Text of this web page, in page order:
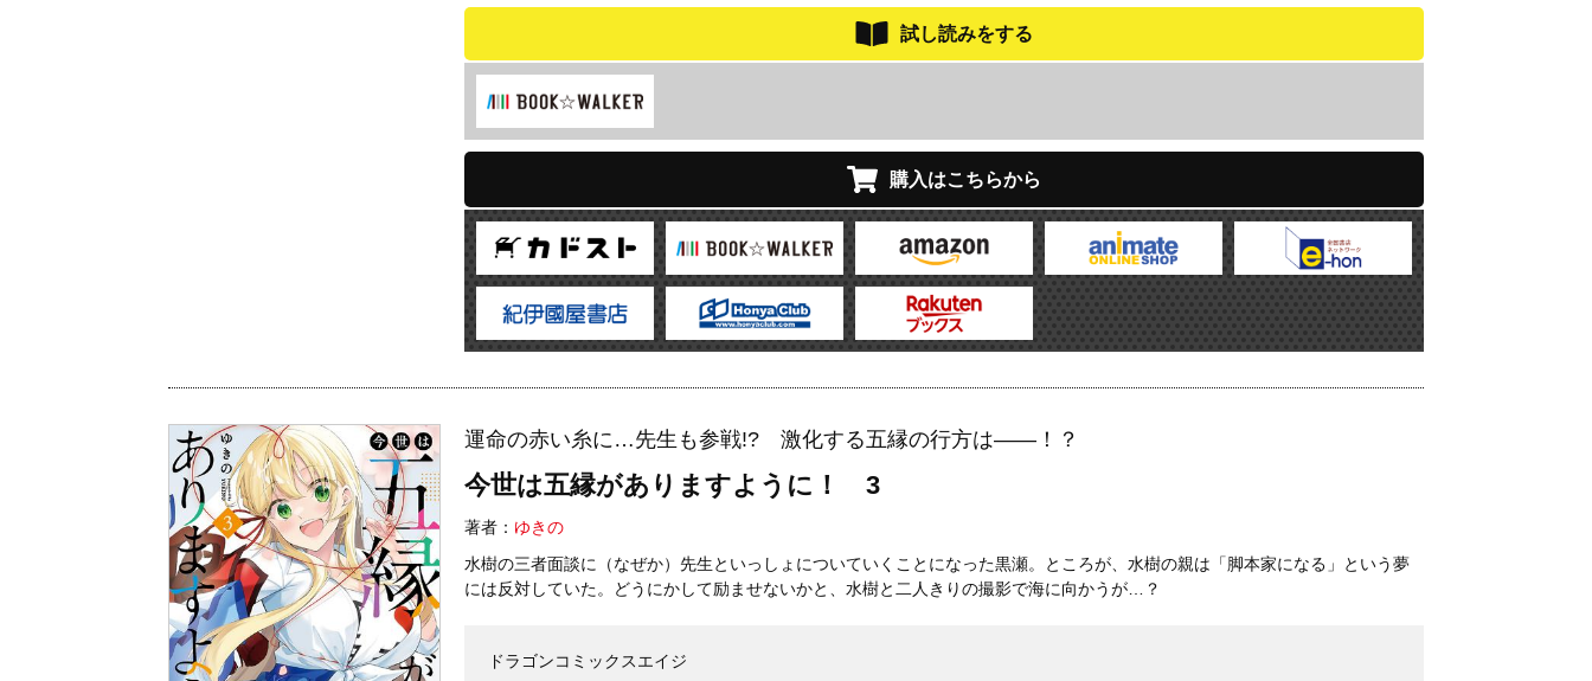
試し読みをする
購入はこちらから
運命の赤い糸に…先生も参戦!? 激化する五縁の行方は――！？
今世は五縁がありますように！ 3
著者： ゆきの
水樹の三者面談に（なぜか）先生といっしょについていくことになった黒瀬。ところが、水樹の親は「脚本家になる」という夢
には反対していた。どうにかして励ませないかと、水樹と二人きりの撮影で海に向かうが…？
ドラゴンコミックスエイジ